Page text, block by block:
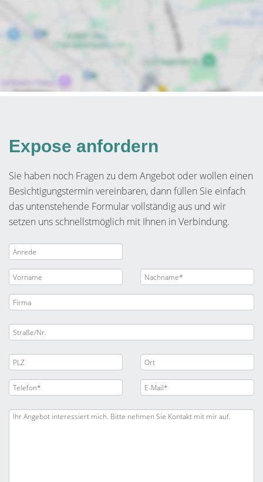
Expose anfordern
Sie haben noch Fragen zu dem Angebot oder wollen einen
Besichtigungstermin vereinbaren, dann füllen Sie einfach
das untenstehende Formular vollständig aus und wir
setzen uns schnellstmöglich mit Ihnen in Verbindung.